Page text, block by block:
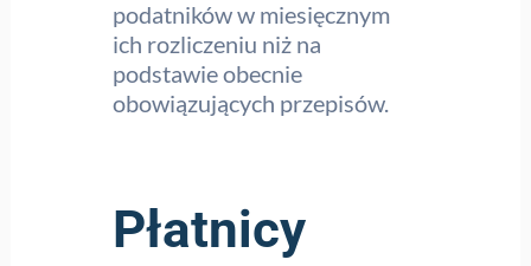
podatników w miesięcznym
ich rozliczeniu niż na
podstawie obecnie
obowiązujących przepisów.
Płatnicy